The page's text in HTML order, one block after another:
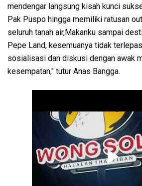
mendengar langsung kisah kunci
Pak Puspo hingga memiliki ratusan
seluruh tanah air,Makanku sampai
Pepe Land, kesemuanya tidak
sosialisasi dan diskusi dengan awak
kesempatan," tutur Anas Bangga.